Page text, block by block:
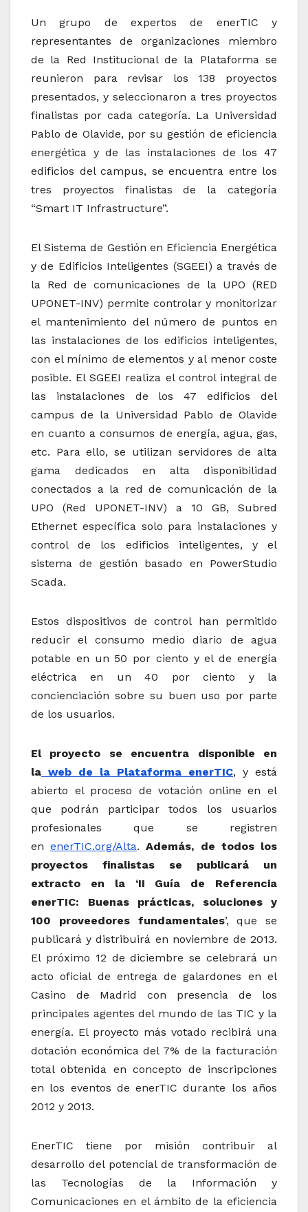
Un grupo de expertos de enerTIC y
representantes de organizaciones miembro
de la Red Institucional de la Plataforma se
reunieron para revisar los 138 proyectos
presentados, y seleccionaron a tres proyectos
finalistas por cada categoría. La Universidad
Pablo de Olavide, por su gestión de eficiencia
energética y de las instalaciones de los 47
edificios del campus, se encuentra entre los
tres proyectos finalistas de la categoría
“Smart IT Infrastructure”.
El Sistema de Gestión en Eficiencia Energética
y de Edificios Inteligentes (SGEEI) a través de
la Red de comunicaciones de la UPO (RED
UPONET-INV) permite controlar y monitorizar
el mantenimiento del número de puntos en
las instalaciones de los edificios inteligentes,
con el mínimo de elementos y al menor coste
posible. El SGEEI realiza el control integral de
las instalaciones de los 47 edificios del
campus de la Universidad Pablo de Olavide
en cuanto a consumos de energía, agua, gas,
etc. Para ello, se utilizan servidores de alta
gama dedicados en alta disponibilidad
conectados a la red de comunicación de la
UPO (Red UPONET-INV) a 10 GB, Subred
Ethernet específica solo para instalaciones y
control de los edificios inteligentes, y el
sistema de gestión basado en PowerStudio
Scada.
Estos dispositivos de control han permitido
reducir el consumo medio diario de agua
potable en un 50 por ciento y el de energía
eléctrica en un 40 por ciento y la
concienciación sobre su buen uso por parte
de los usuarios.
El proyecto se encuentra disponible en
la web de la Plataforma enerTIC, y está
abierto el proceso de votación online en el
que podrán participar todos los usuarios
profesionales que se registren
enenerTIC.org/Alta.Además, de todos los
proyectos finalistas se publicará un
extracto en la ‘II Guía de Referencia
enerTIC: Buenas prácticas, soluciones y
100 proveedores fundamentales’, que se
publicará y distribuirá en noviembre de 2013.
El próximo 12 de diciembre se celebrará un
acto oficial de entrega de galardones en el
Casino de Madrid con presencia de los
principales agentes del mundo de las TIC y la
energía. El proyecto más votado recibirá una
dotación económica del 7% de la facturación
total obtenida en concepto de inscripciones
en los eventos de enerTIC durante los años
2012 y 2013.
EnerTIC tiene por misión contribuir al
desarrollo del potencial de transformación de
las Tecnologías de la Información y
Comunicaciones en el ámbito de la eficiencia